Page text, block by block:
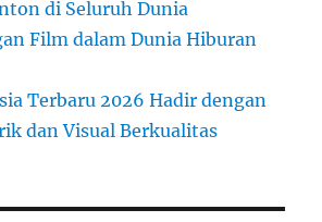
di Seluruh Dunia
Film dalam Dunia Hiburan
Terbaru 2026 Hadir dengan
dan Visual Berkualitas